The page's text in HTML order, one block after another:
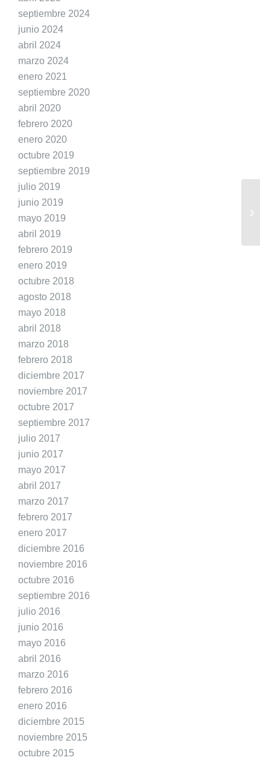
septiembre 2024
junio 2024
abril 2024
marzo 2024
enero 2021
septiembre 2020
abril 2020
febrero 2020
enero 2020
octubre 2019
septiembre 2019
julio 2019
junio 2019
mayo 2019
abril 2019
febrero 2019
enero 2019
octubre 2018
agosto 2018
mayo 2018
abril 2018
marzo 2018
febrero 2018
diciembre 2017
noviembre 2017
octubre 2017
septiembre 2017
julio 2017
junio 2017
mayo 2017
abril 2017
marzo 2017
febrero 2017
enero 2017
diciembre 2016
noviembre 2016
octubre 2016
septiembre 2016
julio 2016
junio 2016
mayo 2016
abril 2016
marzo 2016
febrero 2016
enero 2016
diciembre 2015
noviembre 2015
octubre 2015